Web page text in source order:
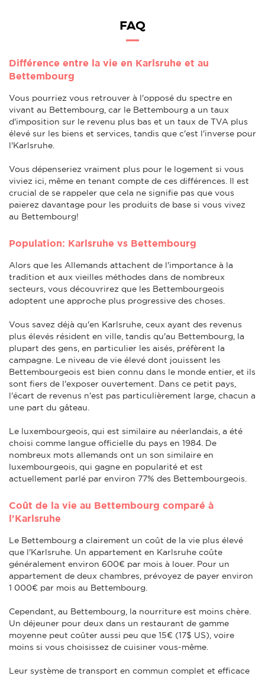
FAQ
Différence entre la vie en Karlsruhe et au
Bettembourg
Vous pourriez vous retrouver à l'opposé du spectre en
vivant au Bettembourg, car le Bettembourg a un taux
d'imposition sur le revenu plus bas et un taux de TVA plus
élevé sur les biens et services, tandis que c'est l'inverse pour
l'Karlsruhe.
Vous dépenseriez vraiment plus pour le logement si vous
viviez ici, même en tenant compte de ces différences. Il est
crucial de se rappeler que cela ne signifie pas que vous
paierez davantage pour les produits de base si vous vivez
au Bettembourg!
Population: Karlsruhe vs Bettembourg
Alors que les Allemands attachent de l'importance à la
tradition et aux vieilles méthodes dans de nombreux
secteurs, vous découvrirez que les Bettembourgeois
adoptent une approche plus progressive des choses.
Vous savez déjà qu'en Karlsruhe, ceux ayant des revenus
plus élevés résident en ville, tandis qu'au Bettembourg, la
plupart des gens, en particulier les aisés, préfèrent la
campagne. Le niveau de vie élevé dont jouissent les
Bettembourgeois est bien connu dans le monde entier, et ils
sont fiers de l'exposer ouvertement. Dans ce petit pays,
l'écart de revenus n'est pas particulièrement large, chacun a
une part du gâteau.
Le luxembourgeois, qui est similaire au néerlandais, a été
choisi comme langue officielle du pays en 1984. De
nombreux mots allemands ont un son similaire en
luxembourgeois, qui gagne en popularité et est
actuellement parlé par environ 77% des Bettembourgeois.
Coût de la vie au Bettembourg comparé à
l'Karlsruhe
Le Bettembourg a clairement un coût de la vie plus élevé
que l'Karlsruhe. Un appartement en Karlsruhe coûte
généralement environ 600€ par mois à louer. Pour un
appartement de deux chambres, prévoyez de payer environ
1 000€ par mois au Bettembourg.
Cependant, au Bettembourg, la nourriture est moins chère.
Un déjeuner pour deux dans un restaurant de gamme
moyenne peut coûter aussi peu que 15€ (17$ US), voire
moins si vous choisissez de cuisiner vous-même.
Leur système de transport en commun complet et efficace